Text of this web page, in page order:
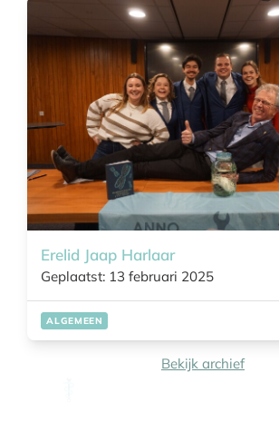
Erelid Jaap Harlaar
Geplaatst: 13 februari 2025
ALGEMEEN
Bekijk archief